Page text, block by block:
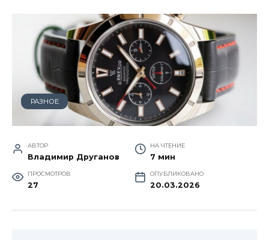
РАЗНОЕ
АВТОР
Владимир Друганов
НА ЧТЕНИЕ
7 мин
ПРОСМОТРОВ
27
ОПУБЛИКОВАНО
20.03.2026